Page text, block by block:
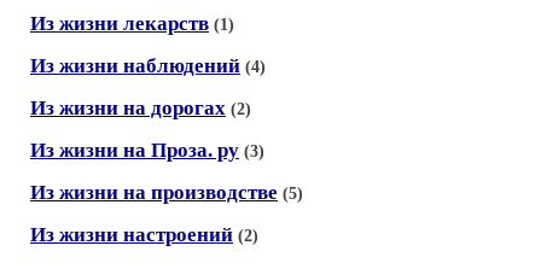
Из жизни лекарств (1)
Из жизни наблюдений (4)
Из жизни на дорогах (2)
Из жизни на Проза. ру (3)
Из жизни на производстве (5)
Из жизни настроений (2)